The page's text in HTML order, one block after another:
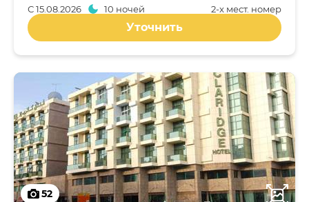
2-x мест. номер
С15.08.2026 10 ночей
Уточнить
52